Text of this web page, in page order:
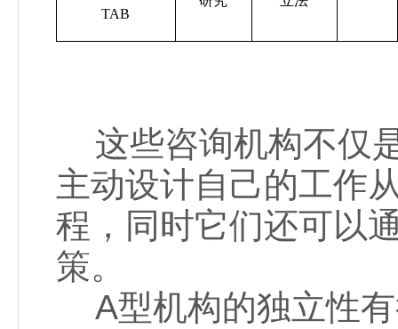
TAB
这些咨询机构不仅
主动设计自己的工作
程，同时它们还可以
策。
A型机构的独立性有